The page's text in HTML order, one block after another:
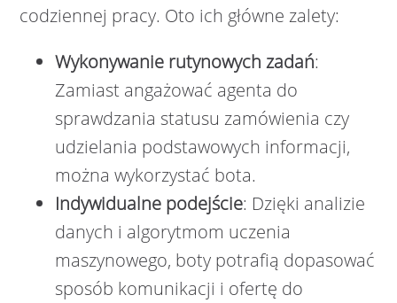
codziennej pracy. Oto ich główne zalety:
Wykonywanie rutynowych zadań:
Zamiast angażować agenta do
sprawdzania statusu zamówienia czy
udzielania podstawowych informacji,
można wykorzystać bota.
Indywidualne podejście: Dzięki analizie
danych i algorytmom uczenia
maszynowego, boty potrafią dopasować
sposób komunikacji i ofertę do